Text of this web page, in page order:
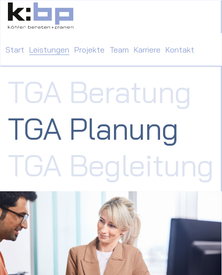
Start Leistungen Projekte Team Karriere Kontakt
TGA Beratung
TGA Planung
TGA Begleitung